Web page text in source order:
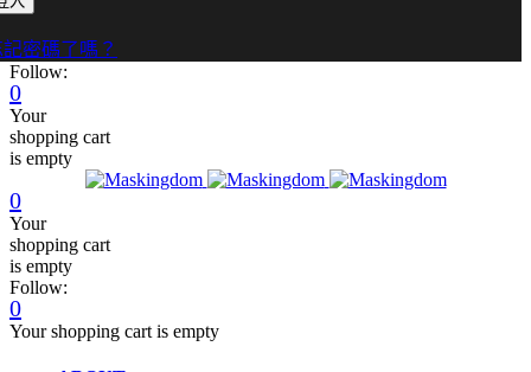
密碼了嗎？
Follow:
0
Your
shopping cart
is empty
0
Your
shopping cart
is empty
Follow:
0
Your shopping cart is empty